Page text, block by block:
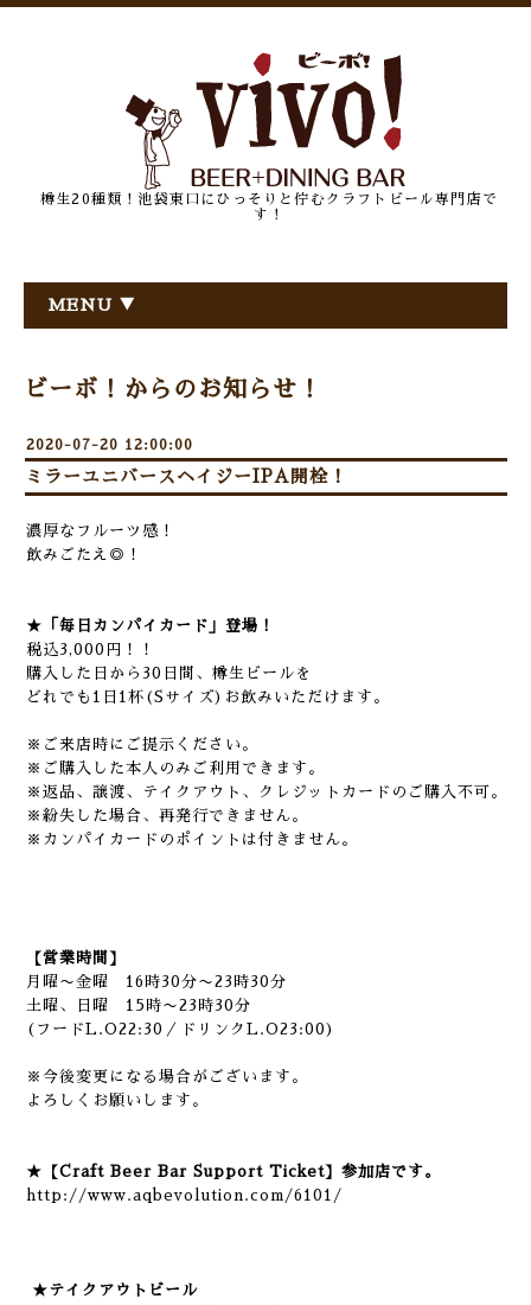
樽生20種類！池袋東口にひっそりと佇むクラフトビール専門店で
す！
MENU ▼
ビーボ！からのお知らせ！
2020-07-20 12:00:00
ミラーユニバースヘイジーIPA開栓！
濃厚なフルーツ感！
飲みごたえ◎！
★「毎日カンパイカード」登場！
税込3,000円！！
購入した日から30日間、樽生ビールを
どれでも1日1杯(Sサイズ)お飲みいただけます。
※ご来店時にご提示ください。
※ご購入した本人のみご利用できます。
※返品、譲渡、テイクアウト、クレジットカードのご購入不可。
※紛失した場合、再発行できません。
※カンパイカードのポイントは付きません。
【営業時間】
月曜〜金曜 16時30分〜23時30分
土曜、日曜 15時〜23時30分
(フードL.O22:30／ドリンクL.O23:00)
※今後変更になる場合がございます。
よろしくお願いします。
★【Craft Beer Bar Support Ticket】参加店です。
http://www.aqbevolution.com/6101/
★テイクアウトビール